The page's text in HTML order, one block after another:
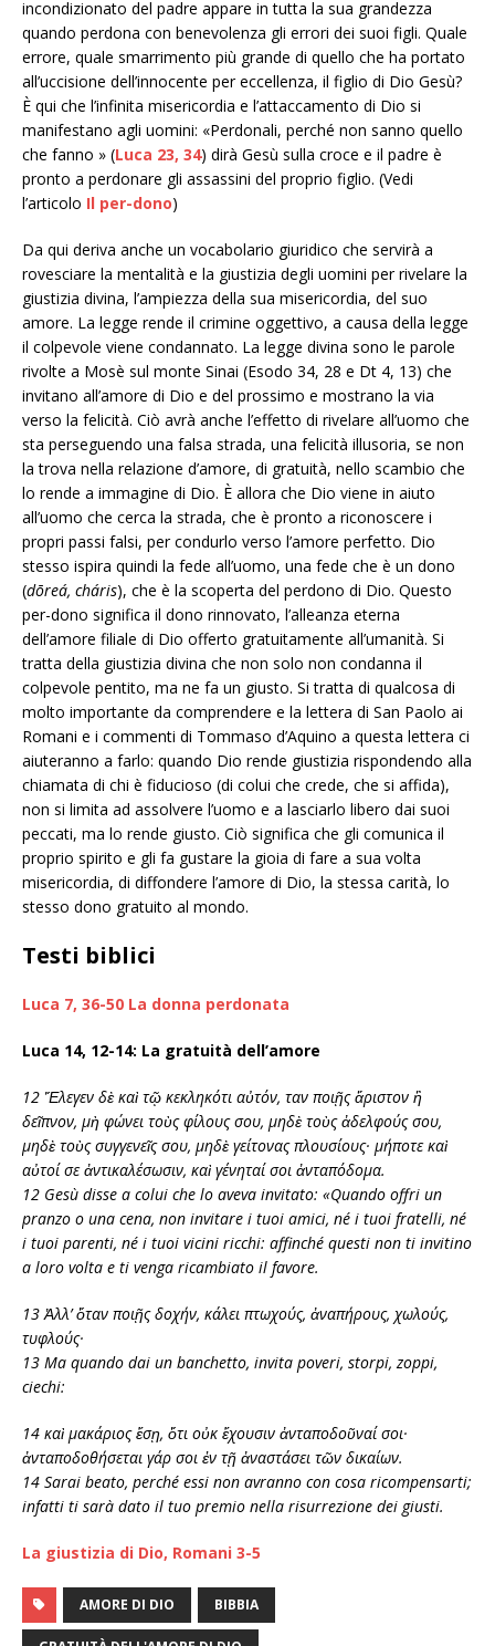
incondizionato del padre appare in tutta la sua grandezza
quando perdona con benevolenza gli errori dei suoi figli. Quale
errore, quale smarrimento più grande di quello che ha portato
all’uccisione dell’innocente per eccellenza, il figlio di Dio Gesù?
È qui che l’infinita misericordia e l’attaccamento di Dio si
manifestano agli uomini: «Perdonali, perché non sanno quello
che fanno » (Luca 23, 34) dirà Gesù sulla croce e il padre è
pronto a perdonare gli assassini del proprio figlio. (Vedi
l’articolo Il per-dono)
Da qui deriva anche un vocabolario giuridico che servirà a
rovesciare la mentalità e la giustizia degli uomini per rivelare la
giustizia divina, l’ampiezza della sua misericordia, del suo
amore. La legge rende il crimine oggettivo, a causa della legge
il colpevole viene condannato. La legge divina sono le parole
rivolte a Mosè sul monte Sinai (Esodo 34, 28 e Dt 4, 13) che
invitano all’amore di Dio e del prossimo e mostrano la via
verso la felicità. Ciò avrà anche l’effetto di rivelare all’uomo che
sta perseguendo una falsa strada, una felicità illusoria, se non
la trova nella relazione d’amore, di gratuità, nello scambio che
lo rende a immagine di Dio. È allora che Dio viene in aiuto
all’uomo che cerca la strada, che è pronto a riconoscere i
propri passi falsi, per condurlo verso l’amore perfetto. Dio
stesso ispira quindi la fede all’uomo, una fede che è un dono
(dōreá, cháris), che è la scoperta del perdono di Dio. Questo
per-dono significa il dono rinnovato, l’alleanza eterna
dell’amore filiale di Dio offerto gratuitamente all’umanità. Si
tratta della giustizia divina che non solo non condanna il
colpevole pentito, ma ne fa un giusto. Si tratta di qualcosa di
molto importante da comprendere e la lettera di San Paolo ai
Romani e i commenti di Tommaso d’Aquino a questa lettera ci
aiuteranno a farlo: quando Dio rende giustizia rispondendo alla
chiamata di chi è fiducioso (di colui che crede, che si affida),
non si limita ad assolvere l’uomo e a lasciarlo libero dai suoi
peccati, ma lo rende giusto. Ciò significa che gli comunica il
proprio spirito e gli fa gustare la gioia di fare a sua volta
misericordia, di diffondere l’amore di Dio, la stessa carità, lo
stesso dono gratuito al mondo.
Testi biblici
Luca 7, 36-50 La donna perdonata
Luca 14, 12-14: La gratuità dell’amore
12 Ἔλεγεν δὲ καὶ τῷ κεκληκότι αὐτόν, Ὅταν ποιῇς ἄριστον ἢ
δεῖπνον, μὴ φώνει τοὺς φίλους σου, μηδὲ τοὺς ἀδελφούς σου,
μηδὲ τοὺς συγγενεῖς σου, μηδὲ γείτονας πλουσίους· μήποτε καὶ
αὐτοί σε ἀντικαλέσωσιν, καὶ γένηταί σοι ἀνταπόδομα.
12 Gesù disse a colui che lo aveva invitato: «Quando offri un
pranzo o una cena, non invitare i tuoi amici, né i tuoi fratelli, né
i tuoi parenti, né i tuoi vicini ricchi: affinché questi non ti invitino
a loro volta e ti venga ricambiato il favore.
13 Ἀλλ’ ὅταν ποιῇς δοχήν, κάλει πτωχούς, ἀναπήρους, χωλούς,
τυφλούς·
13 Ma quando dai un banchetto, invita poveri, storpi, zoppi,
ciechi:
14 καὶ μακάριος ἔσῃ, ὅτι οὐκ ἔχουσιν ἀνταποδοῦναί σοι·
ἀνταποδοθήσεται γάρ σοι ἐν τῇ ἀναστάσει τῶν δικαίων.
14 Sarai beato, perché essi non avranno con cosa ricompensarti;
infatti ti sarà dato il tuo premio nella risurrezione dei giusti.
La giustizia di Dio, Romani 3-5
AMORE DI DIO BIBBIA